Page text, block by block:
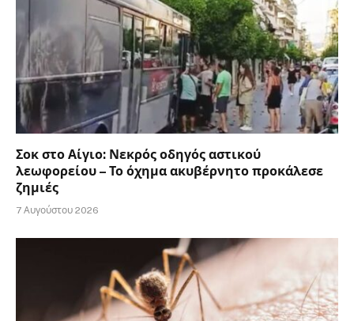
Σοκ στο Αίγιο: Νεκρός οδηγός αστικού
λεωφορείου – Το όχημα ακυβέρνητο προκάλεσε
ζημιές
7 Αυγούστου 2026